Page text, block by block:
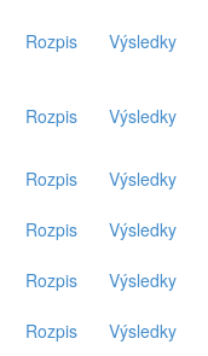
Rozpis Výsledky
Rozpis Výsledky
Rozpis Výsledky
Rozpis Výsledky
Rozpis Výsledky
Rozpis Výsledky